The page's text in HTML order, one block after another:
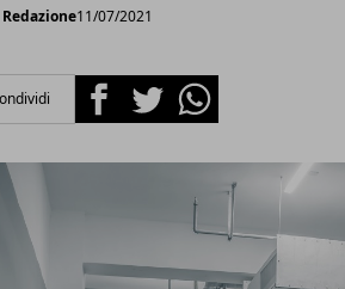
Redazione11/07/2021
FacebookTwitterWhatsapp